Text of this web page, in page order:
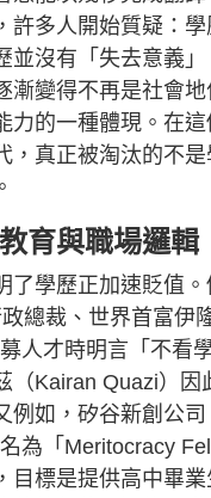
許多人開始質疑：
並沒有「失去意義
漸變得不再是社會
力的一種體現。在
，真正被淘汰的不
育與職場邏輯
了學歷正加速貶值
總裁、世界首富伊
人才時明言「不看
（Kairan Quazi）因
例如，矽谷新創公
為「Meritocracy
目標是提供高中畢